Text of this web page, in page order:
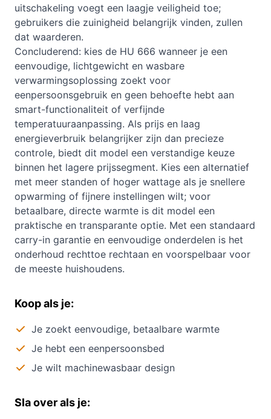
uitschakeling voegt een laagje veiligheid toe;
gebruikers die zuinigheid belangrijk vinden, zullen
dat waarderen.
Concluderend: kies de HU 666 wanneer je een
eenvoudige, lichtgewicht en wasbare
verwarmingsoplossing zoekt voor
eenpersoonsgebruik en geen behoefte hebt aan
smart-functionaliteit of verfijnde
temperatuuraanpassing. Als prijs en laag
energieverbruik belangrijker zijn dan precieze
controle, biedt dit model een verstandige keuze
binnen het lagere prijssegment. Kies een alternatief
met meer standen of hoger wattage als je snellere
opwarming of fijnere instellingen wilt; voor
betaalbare, directe warmte is dit model een
praktische en transparante optie. Met een standaard
carry-in garantie en eenvoudige onderdelen is het
onderhoud rechttoe rechtaan en voorspelbaar voor
de meeste huishoudens.
Koop als je:
Je zoekt eenvoudige, betaalbare warmte
Je hebt een eenpersoonsbed
Je wilt machinewasbaar design
Sla over als je: